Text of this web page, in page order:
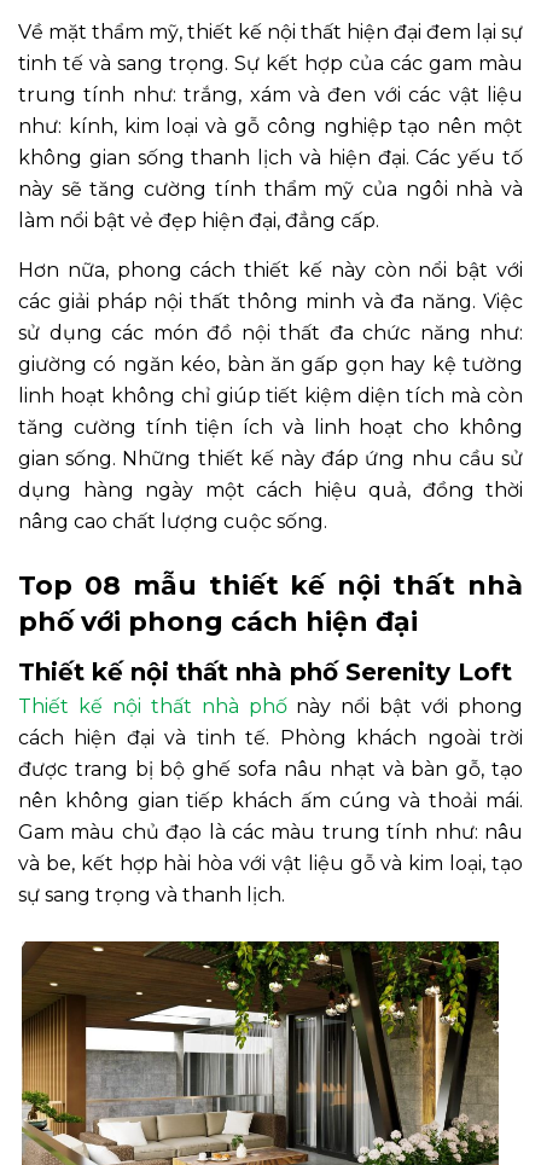
Về mặt thẩm mỹ, thiết kế nội thất hiện đại đem lại sự
tinh tế và sang trọng. Sự kết hợp của các gam màu
trung tính như: trắng, xám và đen với các vật liệu
như: kính, kim loại và gỗ công nghiệp tạo nên một
không gian sống thanh lịch và hiện đại. Các yếu tố
này sẽ tăng cường tính thẩm mỹ của ngôi nhà và
làm nổi bật vẻ đẹp hiện đại, đẳng cấp.
Hơn nữa, phong cách thiết kế này còn nổi bật với
các giải pháp nội thất thông minh và đa năng. Việc
sử dụng các món đồ nội thất đa chức năng như:
giường có ngăn kéo, bàn ăn gấp gọn hay kệ tường
linh hoạt không chỉ giúp tiết kiệm diện tích mà còn
tăng cường tính tiện ích và linh hoạt cho không
gian sống. Những thiết kế này đáp ứng nhu cầu sử
dụng hàng ngày một cách hiệu quả, đồng thời
nâng cao chất lượng cuộc sống.
Top 08 mẫu thiết kế nội thất nhà
phố với phong cách hiện đại
Thiết kế nội thất nhà phố Serenity Loft
Thiết kế nội thất nhà phốnày nổi bật với phong
cách hiện đại và tinh tế. Phòng khách ngoài trời
được trang bị bộ ghế sofa nâu nhạt và bàn gỗ, tạo
nên không gian tiếp khách ấm cúng và thoải mái.
Gam màu chủ đạo là các màu trung tính như: nâu
và be, kết hợp hài hòa với vật liệu gỗ và kim loại, tạo
sự sang trọng và thanh lịch.